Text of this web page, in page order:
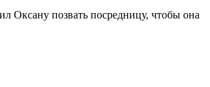
Оксану позвать посредницу, чтобы она